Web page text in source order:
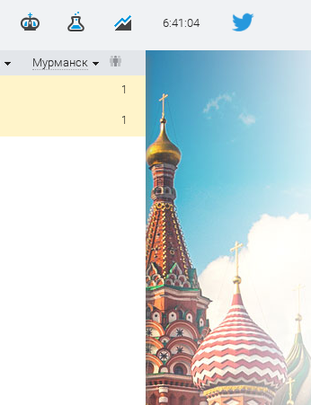
6:41:04
Мурманск
1
1